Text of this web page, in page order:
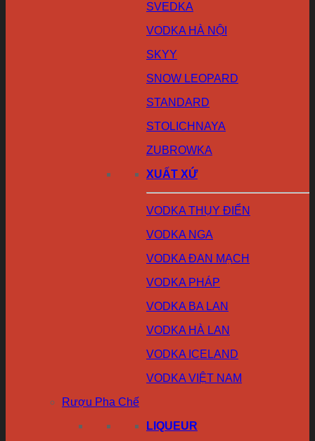
SVEDKA
VODKA HÀ NỘI
SKYY
SNOW LEOPARD
STANDARD
STOLICHNAYA
ZUBROWKA
XUẤT XỨ
VODKA THỤY ĐIỂN
VODKA NGA
VODKA ĐAN MẠCH
VODKA PHÁP
VODKA BA LAN
VODKA HÀ LAN
VODKA ICELAND
VODKA VIỆT NAM
Rượu Pha Chế
LIQUEUR